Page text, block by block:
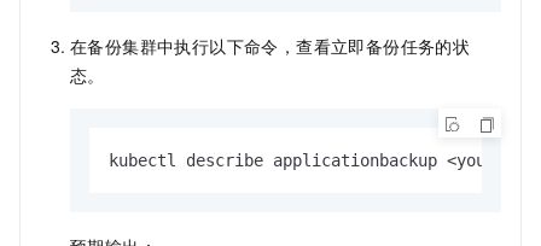
在备份集群中执行以下命令，查看立即备份任务的状
态。
kubectl describe applicationbackup